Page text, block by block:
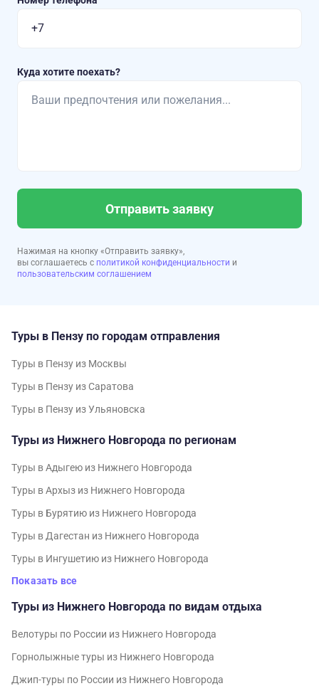
Куда хотите поехать?
Отправить заявку
Нажимая на кнопку «Отправить заявку»,
вы соглашаетесь с политикой конфиденциальности и
пользовательским соглашением
Туры в Пензу по городам отправления
Туры в Пензу из Москвы
Туры в Пензу из Саратова
Туры в Пензу из Ульяновска
Туры из Нижнего Новгорода по регионам
Туры в Адыгею из Нижнего Новгорода
Туры в Архыз из Нижнего Новгорода
Туры в Бурятию из Нижнего Новгорода
Туры в Дагестан из Нижнего Новгорода
Туры в Ингушетию из Нижнего Новгорода
Показать все
Туры из Нижнего Новгорода по видам отдыха
Велотуры по России из Нижнего Новгорода
Горнолыжные туры из Нижнего Новгорода
Джип-туры по России из Нижнего Новгорода